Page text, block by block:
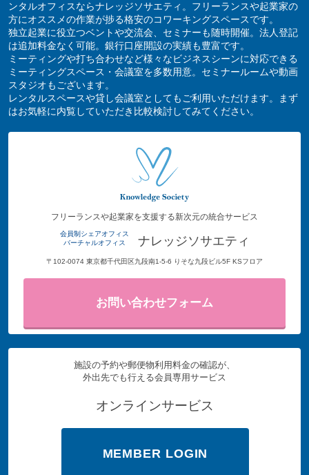
ンタルオフィスならナレッジソサエティ。フリーランスや起業家の
方にオススメの作業が捗る格安のコワーキングスペースです。
独立起業に役立つベントや交流会、セミナーも随時開催。法人登記
は追加料金なく可能。銀行口座開設の実績も豊富です。
ミーティングや打ち合わせなど様々なビジネスシーンに対応できる
ミーティングスペース・会議室を多数用意。セミナールームや動画
スタジオもございます。
レンタルスペースや貸し会議室としてもご利用いただけます。まず
はお気軽に内覧していただき比較検討してみてください。
フリーランスや起業家を支援する新次元の統合サービス
会員制シェアオフィス
バーチャルオフィス
ナレッジソサエティ
〒102-0074 東京都千代田区九段南1-5-6 りそな九段ビル5F KSフロア
お問い合わせフォーム
施設の予約や郵便物利用料金の確認が、
外出先でも行える会員専用サービス
オンラインサービス
MEMBER LOGIN